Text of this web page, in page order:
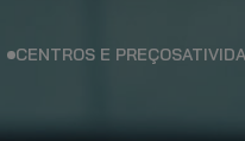
CENTROS E PREÇOS